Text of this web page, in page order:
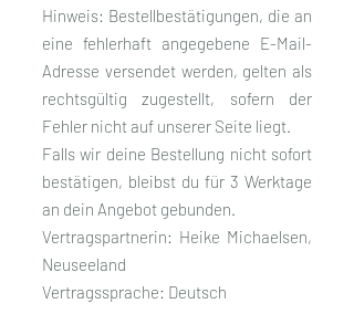
Hinweis: Bestellbestätigungen, die an
eine fehlerhaft angegebene E-Mail-
Adresse versendet werden, gelten als
rechtsgültig zugestellt, sofern der
Fehler nicht auf unserer Seite liegt.
Falls wir deine Bestellung nicht sofort
bestätigen, bleibst du für 3 Werktage
an dein Angebot gebunden.
Vertragspartnerin: Heike Michaelsen,
Neuseeland
Vertragssprache: Deutsch